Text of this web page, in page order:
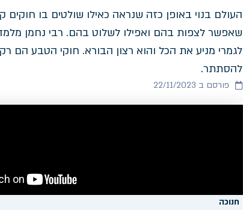
העולם בנוי באופן כזה שנראה כאילו שולטים בו חוקים
שאפשר לצפות בהם ואפילו לשלוט בהם. רבי נחמן
לגמרי מניע את הכל והוא רצון הבורא. חוקי הטבע הם
להסתתר.
פורסם ב 22/11/2023
חנוכה